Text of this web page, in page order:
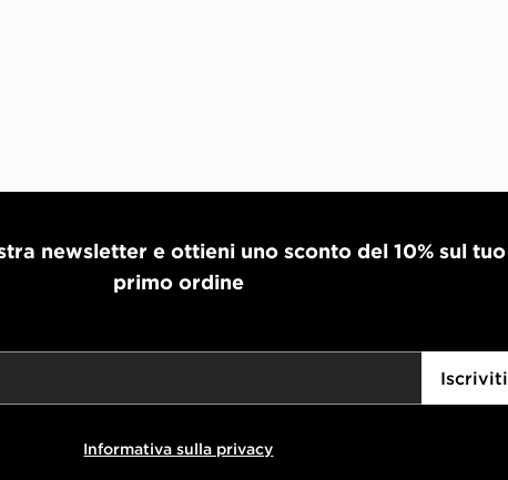
newsletter e ottieni uno sconto del 10% sul tuo
primo ordine
Iscriviti
Informativa sulla privacy